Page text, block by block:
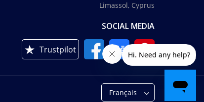
Limassol, Cyprus
SOCIAL MEDIA
Trustpilot
Français